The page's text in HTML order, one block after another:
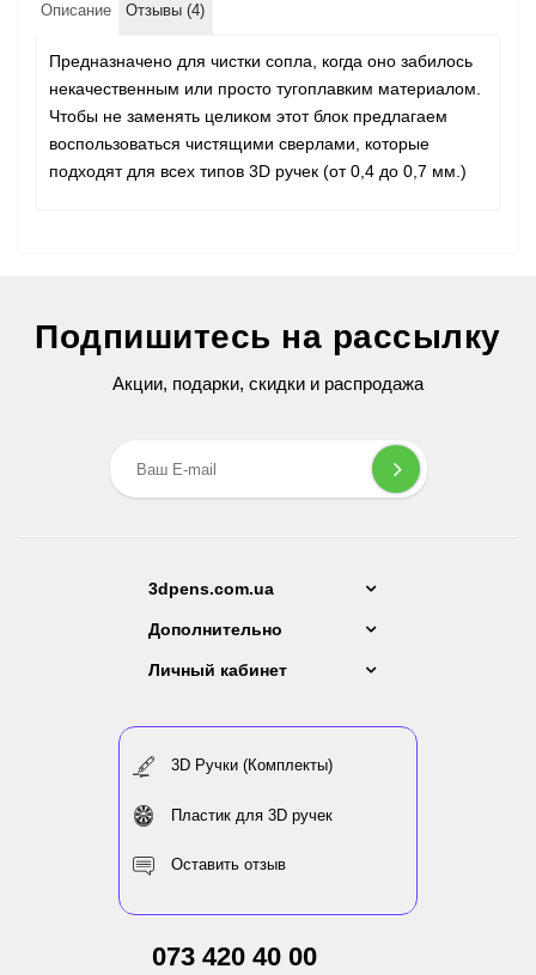
Описание Отзывы (4)
Предназначено для чистки сопла, когда оно забилось
некачественным или просто тугоплавким материалом.
Чтобы не заменять целиком этот блок предлагаем
воспользоваться чистящими сверлами, которые
подходят для всех типов 3D ручек (от 0,4 до 0,7 мм.)
Подпишитесь на рассылку
Акции, подарки, скидки и распродажа
3dpens.com.ua
Дополнительно
Личный кабинет
3D Ручки (Комплекты)
Пластик для 3D ручек
Оставить отзыв
073 420 40 00